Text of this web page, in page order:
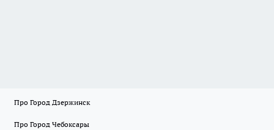
Про Город Дзержинск
Про Город Чебоксары